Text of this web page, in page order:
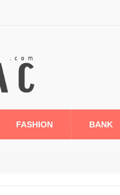
FASHION BANK